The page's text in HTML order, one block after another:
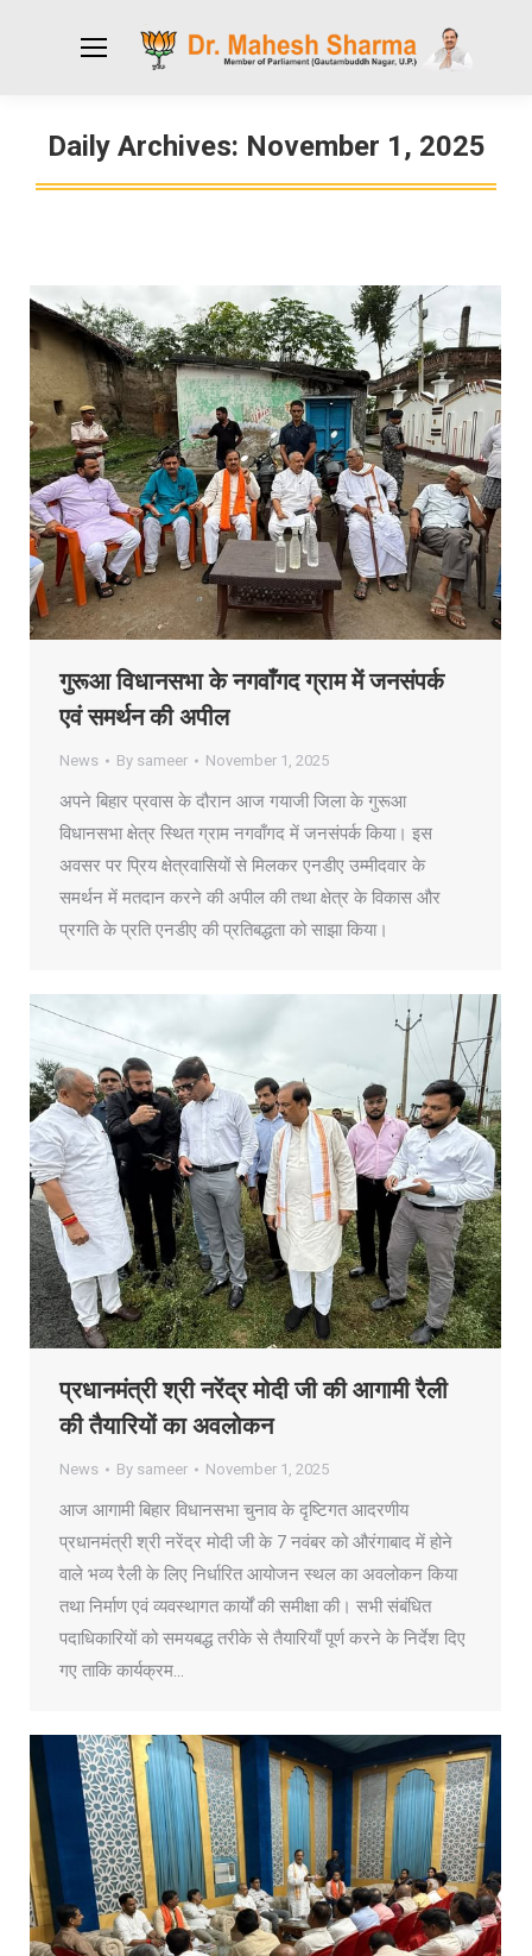
Daily Archives: November 1, 2025
You are here:
गुरूआ विधानसभा के नगवाँगद ग्राम में जनसंपर्क
एवं समर्थन की अपील
News By sameer November 1, 2025
अपने बिहार प्रवास के दौरान आज गयाजी जिला के गुरूआ
विधानसभा क्षेत्र स्थित ग्राम नगवाँगद में जनसंपर्क किया। इस
अवसर पर प्रिय क्षेत्रवासियों से मिलकर एनडीए उम्मीदवार के
समर्थन में मतदान करने की अपील की तथा क्षेत्र के विकास और
प्रगति के प्रति एनडीए की प्रतिबद्धता को साझा किया।
प्रधानमंत्री श्री नरेंद्र मोदी जी की आगामी रैली
की तैयारियों का अवलोकन
News By sameer November 1, 2025
आज आगामी बिहार विधानसभा चुनाव के दृष्टिगत आदरणीय
प्रधानमंत्री श्री नरेंद्र मोदी जी के 7 नवंबर को औरंगाबाद में होने
वाले भव्य रैली के लिए निर्धारित आयोजन स्थल का अवलोकन किया
तथा निर्माण एवं व्यवस्थागत कार्यों की समीक्षा की। सभी संबंधित
पदाधिकारियों को समयबद्ध तरीके से तैयारियाँ पूर्ण करने के निर्देश दिए
गए ताकि कार्यक्रम…